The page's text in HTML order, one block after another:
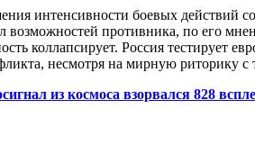
интенсивности боевых действий
противника, по его
коллапсирует. Россия тестирует
несмотря на мирную риторику
из космоса взорвался 828